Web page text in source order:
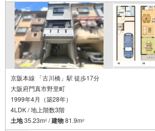
京阪本線 「古川橋」駅 徒歩17分
大阪府門真市野里町
1999年4月（築28年）
4LDK / 地上階数3階
土地35.23m2 /建物81.9m2